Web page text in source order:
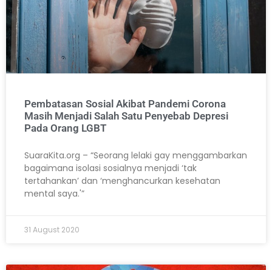
Pembatasan Sosial Akibat Pandemi Corona
Masih Menjadi Salah Satu Penyebab Depresi
Pada Orang LGBT
SuaraKita.org – “Seorang lelaki gay menggambarkan
bagaimana isolasi sosialnya menjadi ‘tak
tertahankan’ dan ‘menghancurkan kesehatan
mental saya.'”
31 August 2020